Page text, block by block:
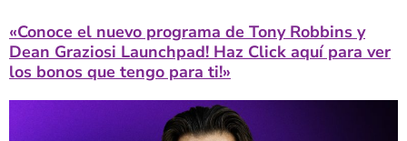
«Conoce el nuevo programa de Tony Robbins y
Dean Graziosi Launchpad! Haz Click aquí para ver
los bonos que tengo para ti!»